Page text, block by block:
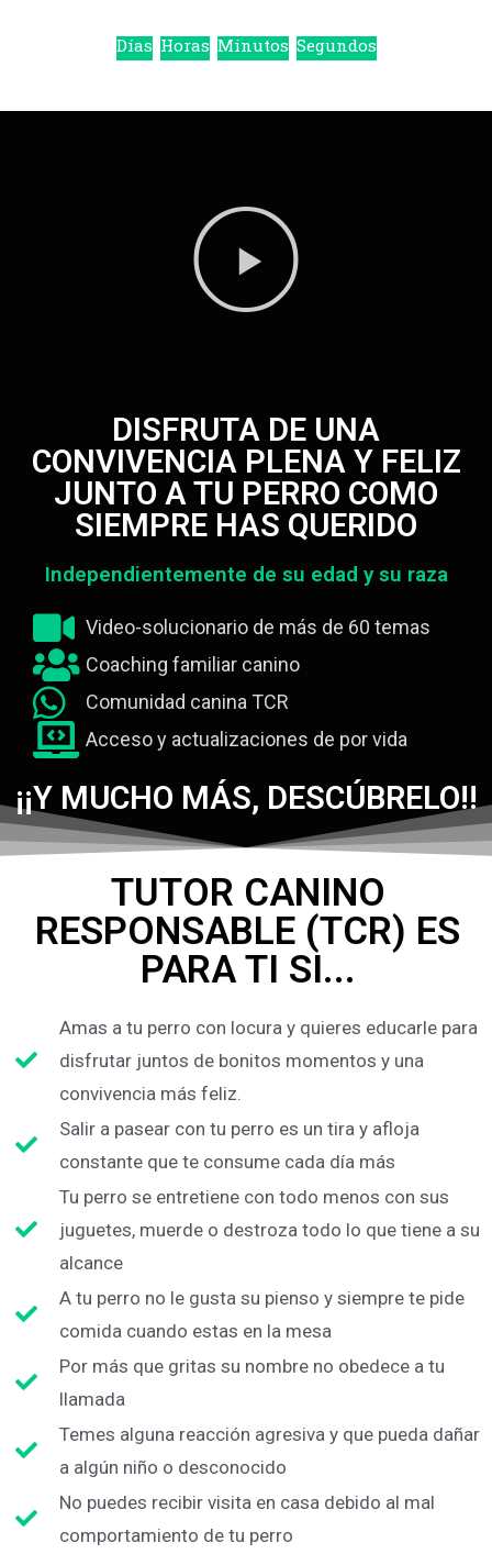
Días Horas Minutos Segundos
DISFRUTA DE UNA
CONVIVENCIA PLENA Y FELIZ
JUNTO A TU PERRO COMO
SIEMPRE HAS QUERIDO
Independientemente de su edad y su raza
Video-solucionario de más de 60 temas
Coaching familiar canino
Comunidad canina TCR
Acceso y actualizaciones de por vida
¡¡Y MUCHO MÁS, DESCÚBRELO!!
TUTOR CANINO
RESPONSABLE (TCR) ES
PARA TI SI...
Amas a tu perro con locura y quieres educarle para
disfrutar juntos de bonitos momentos y una
convivencia más feliz.
Salir a pasear con tu perro es un tira y afloja
constante que te consume cada día más
Tu perro se entretiene con todo menos con sus
juguetes, muerde o destroza todo lo que tiene a su
alcance
A tu perro no le gusta su pienso y siempre te pide
comida cuando estas en la mesa
Por más que gritas su nombre no obedece a tu
llamada
Temes alguna reacción agresiva y que pueda dañar
a algún niño o desconocido
No puedes recibir visita en casa debido al mal
comportamiento de tu perro